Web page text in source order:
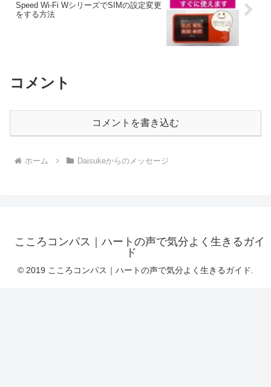
Speed Wi-Fi WシリーズでSIMの設定変更
をする方法
コメント
コメントを書き込む
ホーム Daisukeからのメッセージ
こころコンパス｜ハートの声で気分よく生きるガイ
ド
© 2019 こころコンパス｜ハートの声で気分よく生きるガイド.